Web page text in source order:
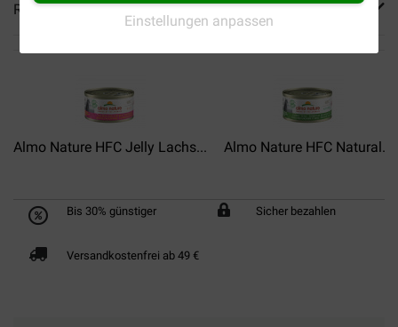
Einstellungen anpassen
Reviews
Almo Nature HFC Jelly Lachs... Almo Nature HFC Natural...
Bis 30% günstiger Sicher bezahlen
Versandkostenfrei ab 49 €